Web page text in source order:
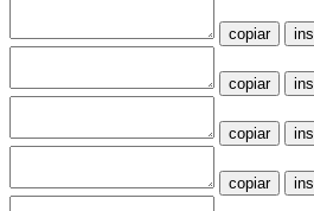
copiar
copiar
copiar
copiar